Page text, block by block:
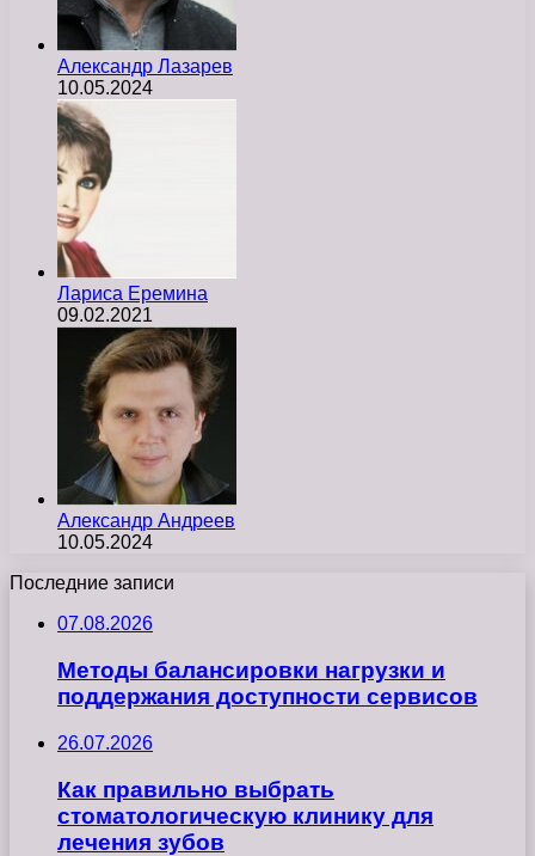
Александр Лазарев
10.05.2024
Лариса Еремина
09.02.2021
Александр Андреев
10.05.2024
Последние записи
07.08.2026
Методы балансировки нагрузки и
поддержания доступности сервисов
26.07.2026
Как правильно выбрать
стоматологическую клинику для
лечения зубов